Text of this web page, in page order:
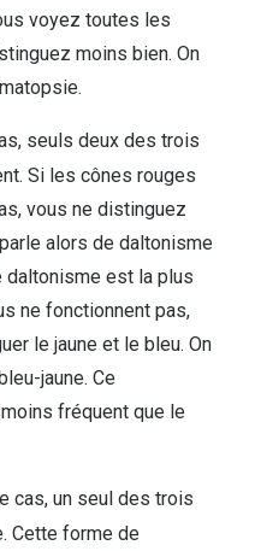
voyez toutes les
moins bien. On
seuls deux des trois
Si les cônes rouges
vous ne distinguez
alors de daltonisme
daltonisme est la plus
ne fonctionnent pas,
le jaune et le bleu. On
jaune. Ce
fréquent que le
cas, un seul des trois
Cette forme de